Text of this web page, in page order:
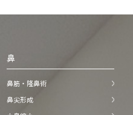
鼻
鼻筋・隆鼻術
鼻尖形成